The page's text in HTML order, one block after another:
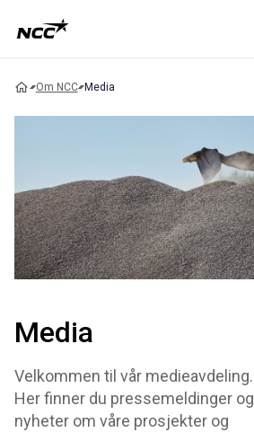
Om NCC Media
Media
Velkommen til vår medieavdeling.
Her finner du pressemeldinger og
nyheter om våre prosjekter og